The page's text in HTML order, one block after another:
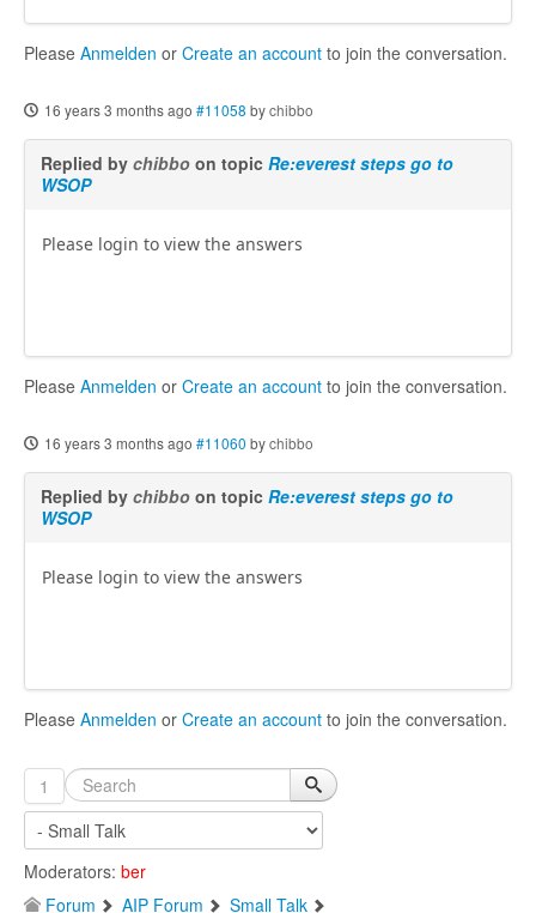
Please Anmelden or Create an account to join the conversation.
16 years 3 months ago #11058 bychibbo
Replied by chibbo on topic Re:everest steps go to
WSOP
Please login to view the answers
Please Anmelden or Create an account to join the conversation.
16 years 3 months ago #11060 bychibbo
Replied by chibbo on topic Re:everest steps go to
WSOP
Please login to view the answers
Please Anmelden or Create an account to join the conversation.
1
Moderators: ber
Forum
AIP Forum Small Talk